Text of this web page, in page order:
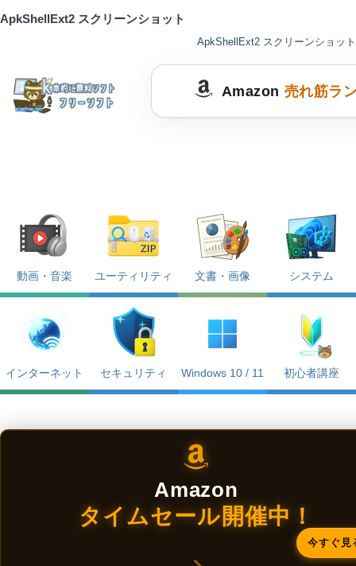
ApkShellExt2 スクリーンショット
ApkShellExt2 スクリーンショット
Amazon 売れ筋ラ
動画・音楽 ユーティリティ 文書・画像 システム
インターネット セキュリティ Windows 10 / 11 初心者講座
Amazon
タイムセール開催中！
今すぐ見